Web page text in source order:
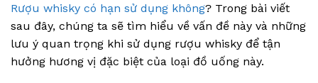
Rượu whisky có hạn sử dụng không? Trong bài viết
sau đây, chúng ta sẽ tìm hiểu về vấn đề này và những
lưu ý quan trọng khi sử dụng rượu whisky để tận
hưởng hương vị đặc biệt của loại đồ uống này.